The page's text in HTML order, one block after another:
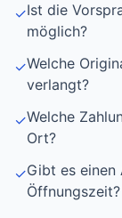
✓Ist die
möglich?
✓Welche
verlangt?
✓Welche
Ort?
✓Gibt es einen
Öffnungszeit?